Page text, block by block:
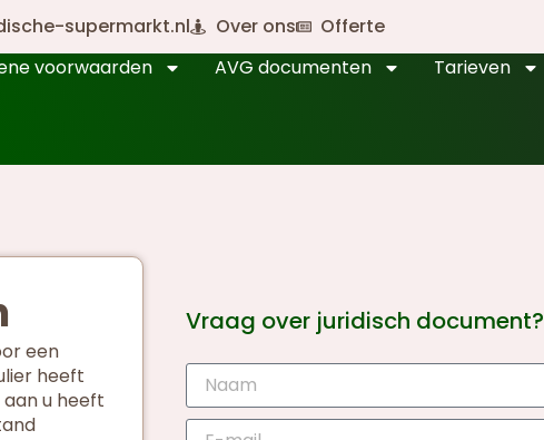
supermarkt.nl Over ons
Offerte
voorwaarden AVG documenten Tarieven
Vraag over juridisch document?
een
heeft
u heeft